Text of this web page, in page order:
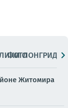
ФОТОЛОНГРИДЫ
Житомира